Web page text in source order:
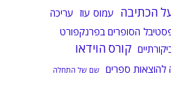
הכתיבה עמוס עוז עריכה
הסופרים בפרנקפורט
קורס הוידאו
להוצאות ספרים שם של התחלה